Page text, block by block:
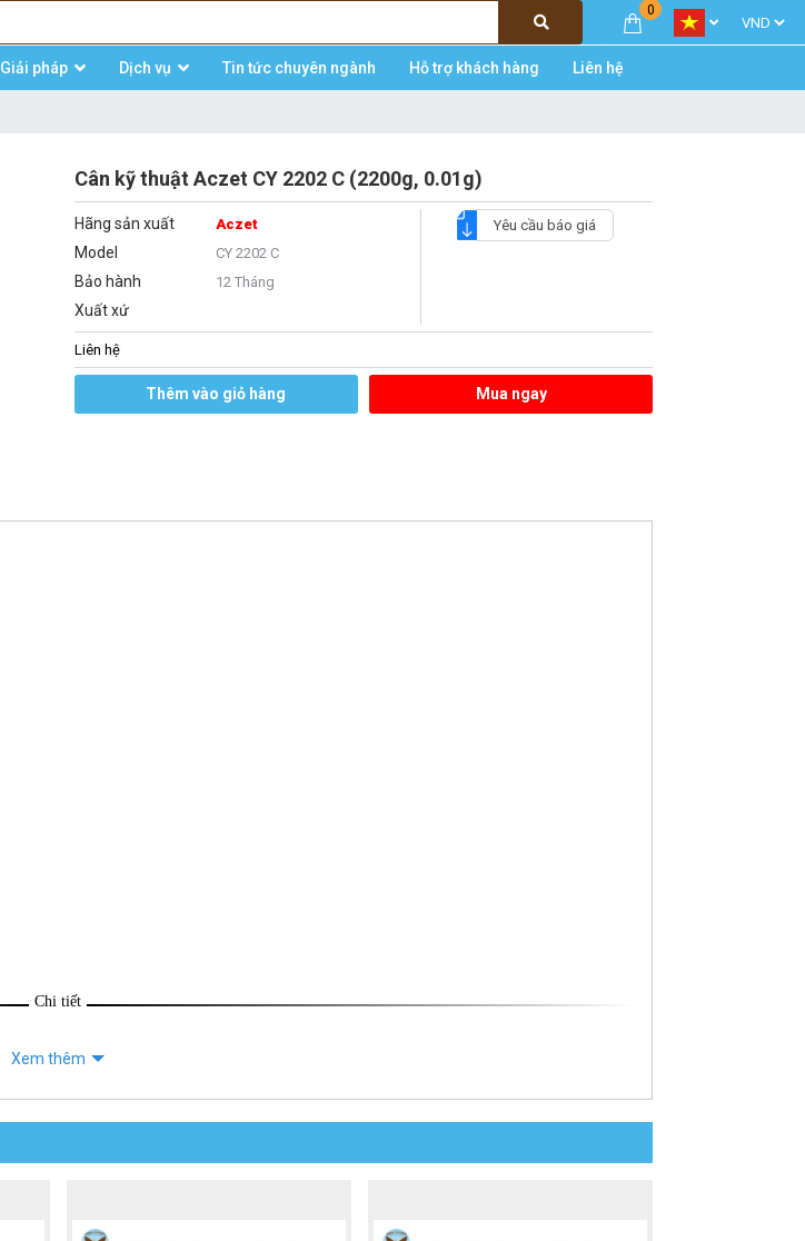
0
Giải pháp Dịch vụ Tin tức chuyên ngành Hỗ trợ khách hàng Liên hệ
Cân kỹ thuật Aczet CY 2202 C (2200g, 0.01g)
Hãng sản xuất Aczet
Model CY 2202 C
Bảo hành 12 Tháng
Xuất xứ
Yêu cầu báo giá
Liên hệ
Thêm vào giỏ hàng Mua ngay
Chi tiết
Xem thêm